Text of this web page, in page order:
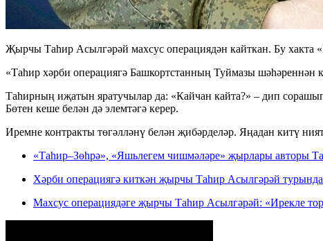
Җырчы Таһир Асылгәрәй махсус операциядән кайткан. Бу
«Таһир хәрби операциягә Башкортстанның Туймазы шәһәреннән
Таһирның иҗатын яратучылар да: «Кайчан кайта?» – дип
Бөтен кеше белән дә элемтәгә керер.
Иремне контракты төгәлләнү белән җибәрделәр. Яңадан китү
«Таһир–Зөһрә», «Яшьлегем чишмәләре» җырлары авторы
Хәрби операциягә киткән җырчы Таһир Асылгәрәй
Махсус операциядәге җырчы Таһир Асылгәрәй: «Ирекле